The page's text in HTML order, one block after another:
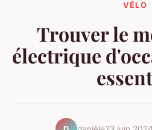
VÉLO
Trouver le
électrique